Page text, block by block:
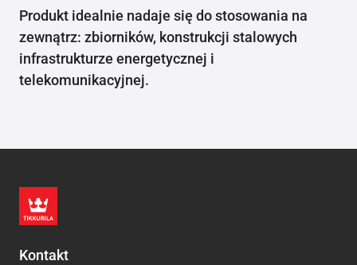
Produkt idealnie nadaje się do stosowania na
zewnątrz: zbiorników, konstrukcji stalowych
infrastrukturze energetycznej i
telekomunikacyjnej.
Kontakt